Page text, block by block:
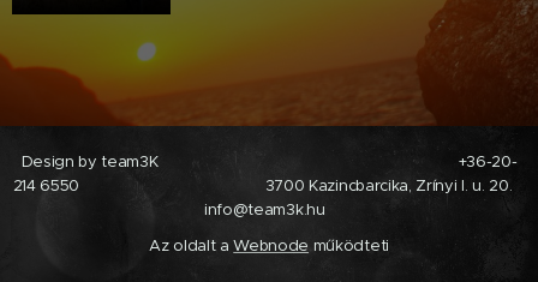
Design by team3K +36-20-
214 6550 3700 Kazincbarcika, Zrínyi I. u. 20.
info@team3k.hu
Az oldalt aWebnode működteti